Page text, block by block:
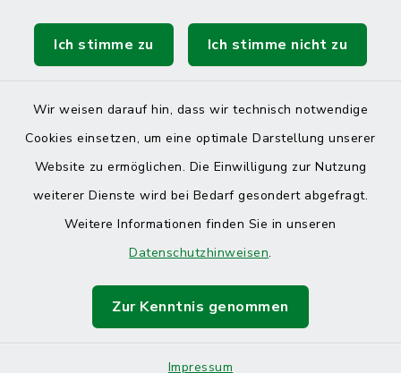
Ich stimme zu Ich stimme nicht zu
Wir weisen darauf hin, dass wir technisch notwendige
Cookies einsetzen, um eine optimale Darstellung unserer
Website zu ermöglichen. Die Einwilligung zur Nutzung
weiterer Dienste wird bei Bedarf gesondert abgefragt.
Weitere Informationen finden Sie in unseren
Datenschutzhinweisen.
Zur Kenntnis genommen
Impressum
Barrierefreiheit
Datenschutz
Impressum
Sitemap
Cookie-Einstellungen